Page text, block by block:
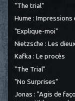
"The trial"
Hume : Impressions
"Explique-moi"
Nietzsche : Les
Kafka : Le procès
"The Trial"
"No Surprises"
Jonas : "Agis de